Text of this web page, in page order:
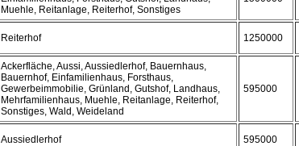
Muehle, Reitanlage, Reiterhof, Sonstiges
Reiterhof 1250000
Ackerfläche, Aussi, Aussiedlerhof, Bauernhaus,
Bauernhof, Einfamilienhaus, Forsthaus,
Gewerbeimmobilie, Grünland, Gutshof, Landhaus,
Mehrfamilienhaus, Muehle, Reitanlage, Reiterhof,
Sonstiges, Wald, Weideland
595000
Aussiedlerhof 595000